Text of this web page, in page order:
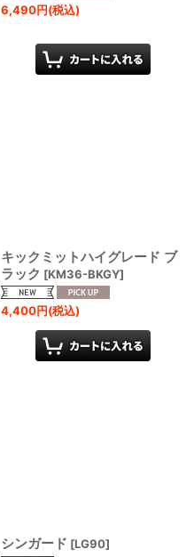
6,490円(税込)
キックミットハイグレード ブ
ラック [KM36-BKGY]
4,400円(税込)
シンガード [LG90]